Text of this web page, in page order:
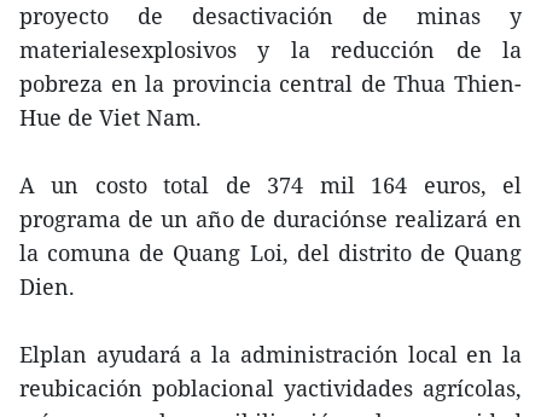
proyecto de desactivación de minas y
materialesexplosivos y la reducción de la
pobreza en la provincia central de Thua Thien-
Hue de Viet Nam.
A un costo total de 374 mil 164 euros, el
programa de un año de duraciónse realizará en
la comuna de Quang Loi, del distrito de Quang
Dien.
Elplan ayudará a la administración local en la
reubicación poblacional yactividades agrícolas,